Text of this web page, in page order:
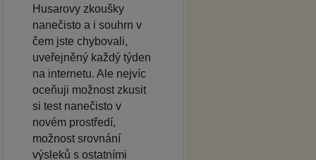
Husarovy zkoušky
nanečisto a i souhrn v
čem jste chybovali,
uveřejněný každý týden
na internetu. Ale nejvíc
oceňuji možnost zkusit
si test nanečisto v
novém prostředí,
možnost srovnání
výsleků s ostatními